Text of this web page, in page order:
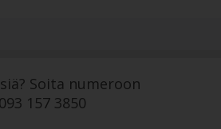
Soita numeroon
093 157 3850